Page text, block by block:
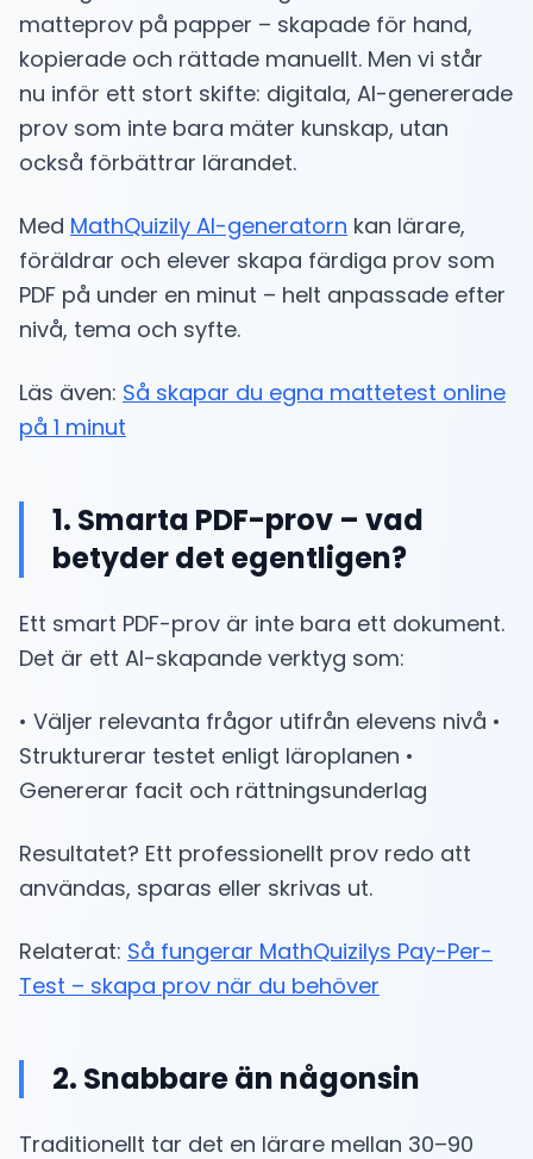
matteprov på papper – skapade för hand,
kopierade och rättade manuellt. Men vi står
nu inför ett stort skifte: digitala, AI-genererade
prov som inte bara mäter kunskap, utan
också förbättrar lärandet.
Med MathQuizily AI-generatorn kan lärare,
föräldrar och elever skapa färdiga prov som
PDF på under en minut – helt anpassade efter
nivå, tema och syfte.
Läs även: Så skapar du egna mattetest online
på 1 minut
1. Smarta PDF-prov – vad
betyder det egentligen?
Ett smart PDF-prov är inte bara ett dokument.
Det är ett AI-skapande verktyg som:
• Väljer relevanta frågor utifrån elevens nivå •
Strukturerar testet enligt läroplanen •
Genererar facit och rättningsunderlag
Resultatet? Ett professionellt prov redo att
användas, sparas eller skrivas ut.
Relaterat: Så fungerar MathQuizilys Pay-Per-
Test – skapa prov när du behöver
2. Snabbare än någonsin
Traditionellt tar det en lärare mellan 30–90